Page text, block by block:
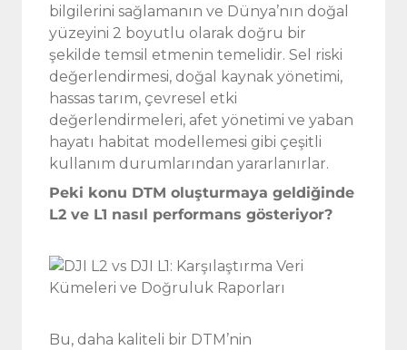
bilgilerini sağlamanın ve Dünya’nın doğal
yüzeyini 2 boyutlu olarak doğru bir
şekilde temsil etmenin temelidir. Sel riski
değerlendirmesi, doğal kaynak yönetimi,
hassas tarım, çevresel etki
değerlendirmeleri, afet yönetimi ve yaban
hayatı habitat modellemesi gibi çeşitli
kullanım durumlarından yararlanırlar.
Peki konu DTM oluşturmaya geldiğinde
L2 ve L1 nasıl performans gösteriyor?
Bu, daha kaliteli bir DTM’nin